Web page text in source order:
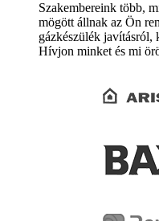
Szakembereink több,
mögött állnak az Ön
gázkészülék javításról,
Hívjon minket és mi